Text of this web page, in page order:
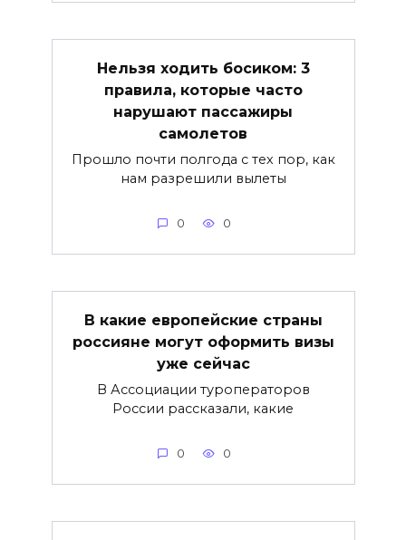
Нельзя ходить босиком: 3
правила, которые часто
нарушают пассажиры
самолетов
Прошло почти полгода с тех пор, как
нам разрешили вылеты
0 0
В какие европейские страны
россияне могут оформить визы
уже сейчас
В Ассоциации туроператоров
России рассказали, какие
0 0